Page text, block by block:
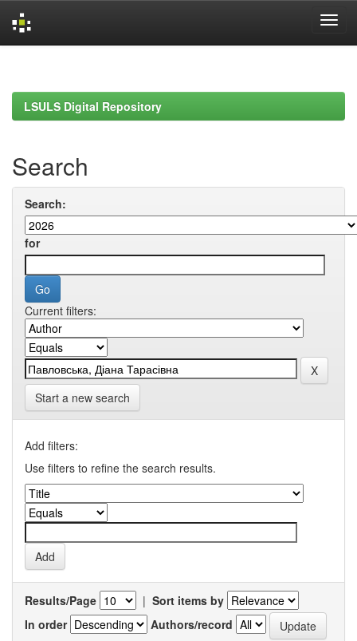
LSULS Digital Repository
Search
Search:
for
Current filters:
Start a new search
Add filters:
Use filters to refine the search results.
Results/Page | Sort items by
In order
Authors/record